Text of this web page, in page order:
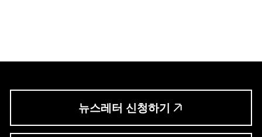
뉴스레터 신청하기